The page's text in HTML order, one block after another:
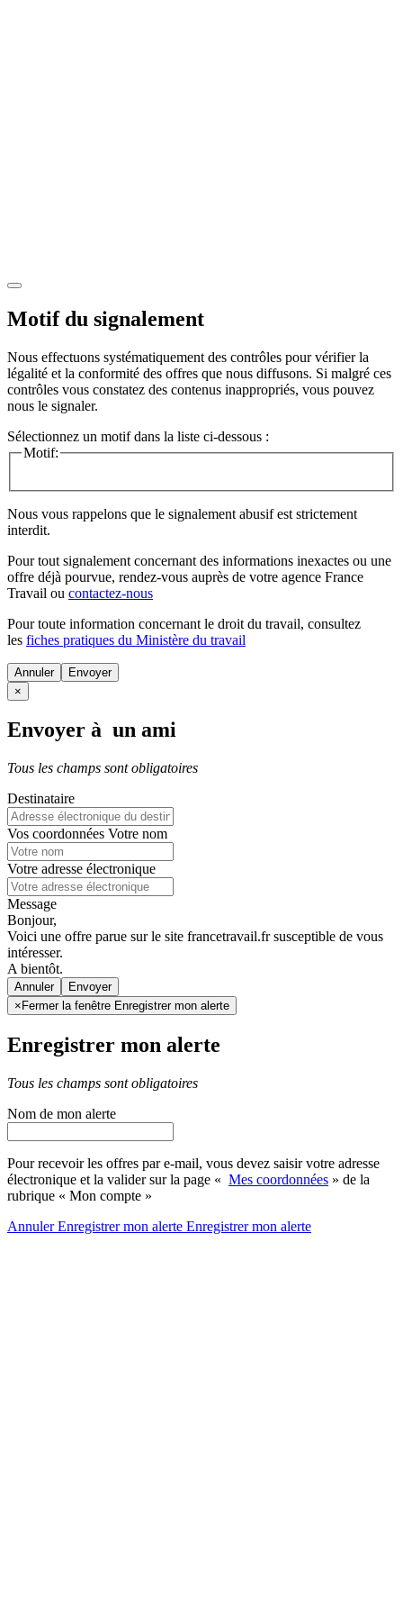
Motif du signalement
Nous effectuons systématiquement des contrôles pour vérifier la
légalité et la conformité des offres que nous diffusons. Si malgré ces
contrôles vous constatez des contenus inappropriés, vous pouvez
nous le signaler.
Sélectionnez un motif dans la liste ci-dessous :
Motif:
Nous vous rappelons que le signalement abusif est strictement
interdit.
Pour tout signalement concernant des informations inexactes ou une
offre déjà pourvue, rendez-vous auprès de votre agence France
Travail ou contactez-nous
Pour toute information concernant le droit du travail, consultez
les fiches pratiques du Ministère du travail
Annuler
×
Envoyer à un ami
Tous les champs sont obligatoires
Destinataire
Vos coordonnées Votre nom
Votre adresse électronique
Message
Bonjour,
Voici une offre parue sur le site francetravail.fr susceptible de vous
intéresser.
A bientôt.
Annuler
× Fermer la fenêtre Enregistrer mon alerte
Enregistrer mon alerte
Tous les champs sont obligatoires
Nom de mon alerte
Pour recevoir les offres par e-mail, vous devez saisir votre adresse
électronique et la valider sur la page « Mes coordonnées » de la
rubrique « Mon compte »
AnnulerEnregistrer mon alerte Enregistrermon alerte